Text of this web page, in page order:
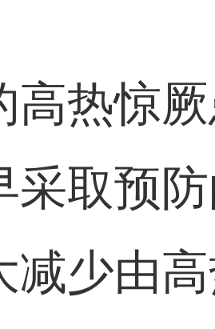
高热惊
取预
少由